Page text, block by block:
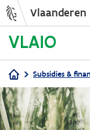
Vlaanderen
Kruimelpad
Subsidies &